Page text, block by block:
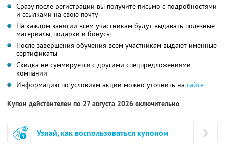
Сразу после регистрации вы получите письмо с подробностями
и ссылками на свою почту
На каждом занятии всем участникам будут выдавать полезные
материалы, подарки и бонусы
После завершения обучения всем участникам выдают именные
сертификаты
Скидка не суммируется с другими спецпредложениями
компании
Информацию по условиям акции можно уточнить на сайте
Купон действителен по 27 августа 2026 включительно
Узнай, как воспользоваться купоном